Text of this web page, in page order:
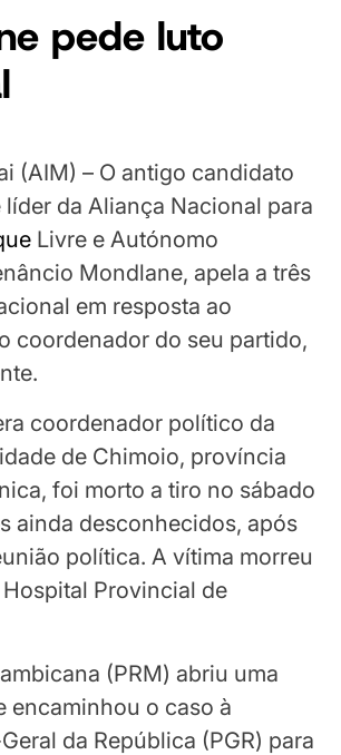
pede luto
(AIM) – O antigo candidato
da Aliança Nacional para
Livre e Autónomo
Mondlane, apela a três
em resposta ao
coordenador do seu partido,
coordenador político da
de Chimoio, província
foi morto a tiro no sábado
ainda desconhecidos, após
política. A vítima morreu
Provincial de
(PRM) abriu uma
encaminhou o caso à
da República (PGR) para